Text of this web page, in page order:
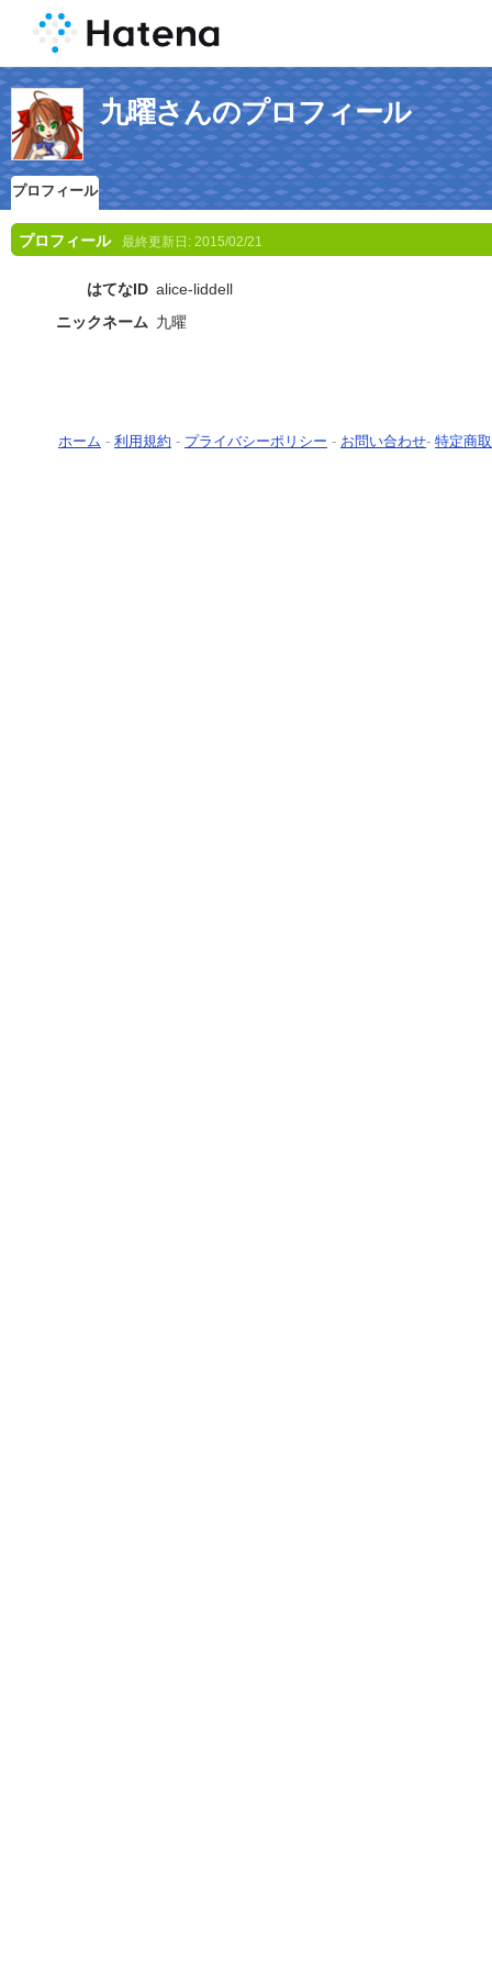
九曜さんのプロフィール
プロフィール
プロフィール 最終更新日: 2015/02/21
はてなID alice-liddell
ニックネーム 九曜
ホーム - 利用規約 - プライバシーポリシー - お問い合わせ- 特定商